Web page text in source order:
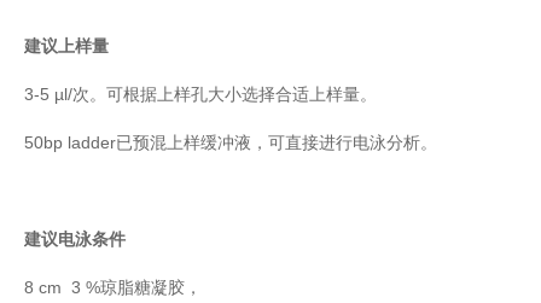
建议上样量
3-5 µl/次。可根据上样孔大小选择合适上样量。
50bp ladder已预混上样缓冲液，可直接进行电泳分析。
建议电泳条件
8 cm 3 %琼脂糖凝胶，